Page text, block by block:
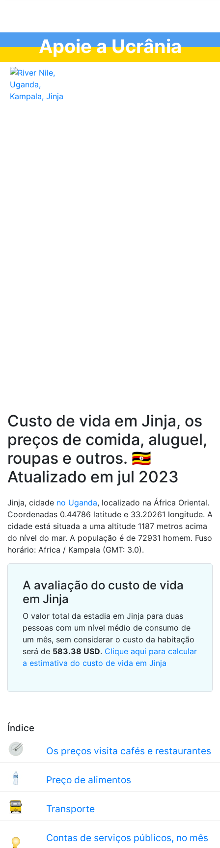
Apoie a Ucrânia
Custo de vida em Jinja, os
preços de comida, aluguel,
roupas e outros. 🇺🇬
Atualizado em jul 2023
Índice
Os preços visita cafés e restaurantes
Preço de alimentos
Transporte
Contas de serviços públicos, no mês
Jinja, cidade no Uganda, localizado na África Oriental.
Coordenadas 0.44786 latitude e 33.20261 longitude. A
cidade está situada a uma altitude 1187 metros acima
do nível do mar. A população é de 72931 homem. Fuso
horário: Africa / Kampala (GMT: 3.0).
A avaliação do custo de vida
em Jinja
O valor total da estadia em Jinja para duas
pessoas com um nível médio de consumo de
um mês, sem considerar o custo da habitação
será de 583.38 USD. Clique aqui para calcular
a estimativa do custo de vida em Jinja